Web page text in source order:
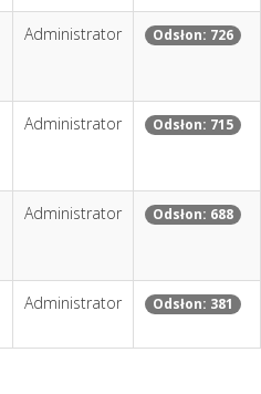
Administrator Odsłon: 726
Administrator Odsłon: 715
Administrator Odsłon: 688
Administrator Odsłon: 381